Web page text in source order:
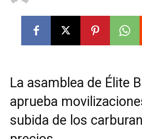
La asamblea de Élite
aprueba
subida de los